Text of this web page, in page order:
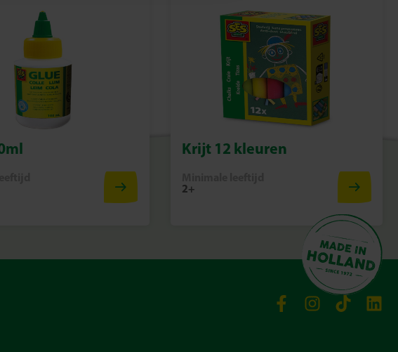
Krijt 12 kleuren
2+